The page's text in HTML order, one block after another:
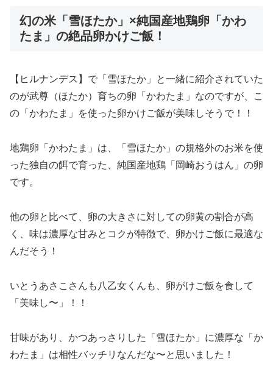
幻の米「雪ほたか」×純国産地鶏卵「かわ
たま」の絶品卵かけご飯！
【ヒルナンデス】で「雪ほたか」と一緒に紹介されていた
のが武尊（ほたか）育ちの卵「かわたま」なのですが、こ
の「かわたま」を使った卵かけご飯が美味しそうで！！
地鶏卵「かわたま」は、「雪ほたか」の規格外のお米を使
った独自の餌で育った、純国産地鶏「岡崎おうはん」の卵
です。
他の卵と比べて、卵の大きさに対しての卵黄の割合が高
く、味は濃厚な甘みとコクが特徴で、卵かけご飯に最適な
んだそう！
いとうあさこさんも八乙女くんも、卵がけご飯を食して
「美味し〜」！！
甘味があり、かつあっさりした「雪ほたか」に濃厚な「か
わたま」は相性バッチリなんだな〜と思いました！